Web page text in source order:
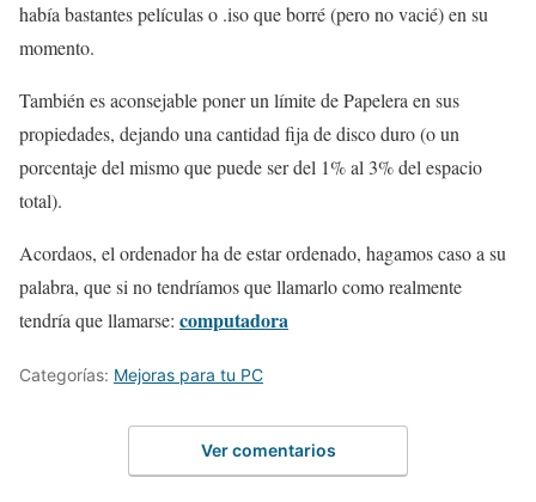
había bastantes películas o .iso que borré (pero no vacié) en su
momento.
También es aconsejable poner un límite de Papelera en sus
propiedades, dejando una cantidad fija de disco duro (o un
porcentaje del mismo que puede ser del 1% al 3% del espacio
total).
Acordaos, el ordenador ha de estar ordenado, hagamos caso a su
palabra, que si no tendríamos que llamarlo como realmente
tendría que llamarse: computadora
Categorías: Mejoras para tu PC
Ver comentarios